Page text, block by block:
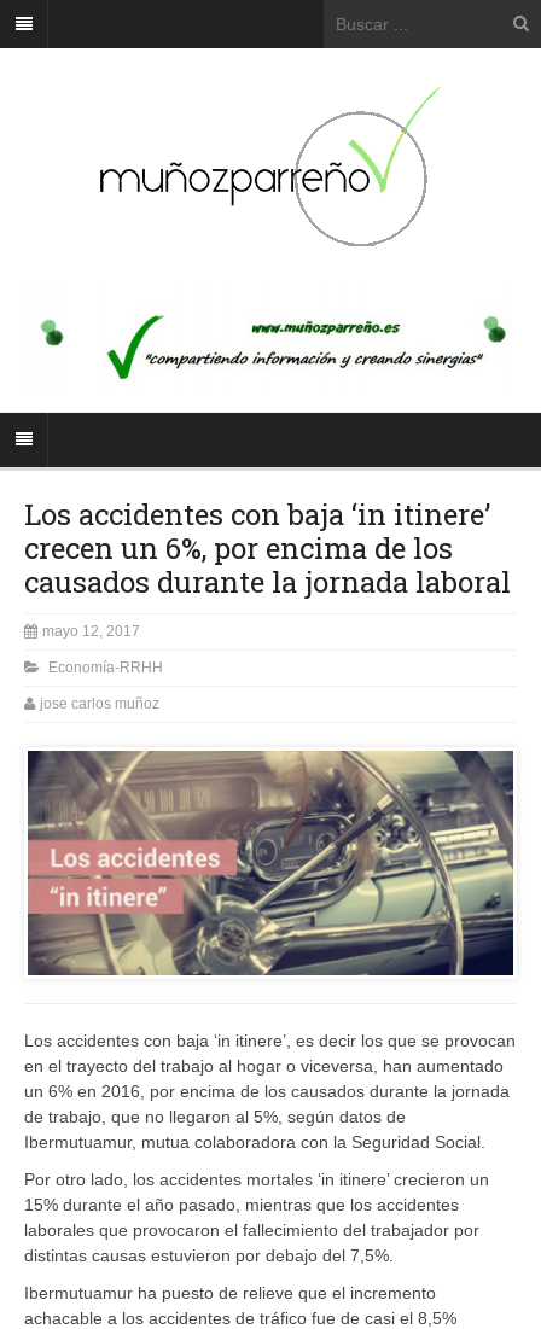
Los accidentes con baja ‘in itinere’
crecen un 6%, por encima de los
causados durante la jornada laboral
mayo 12, 2017
Economía-RRHH
jose carlos muñoz
Los accidentes con baja ‘in itinere’, es decir los que se provocan
en el trayecto del trabajo al hogar o viceversa, han aumentado
un 6% en 2016, por encima de los causados durante la jornada
de trabajo, que no llegaron al 5%, según datos de
Ibermutuamur, mutua colaboradora con la Seguridad Social.
Por otro lado, los accidentes mortales ‘in itinere’ crecieron un
15% durante el año pasado, mientras que los accidentes
laborales que provocaron el fallecimiento del trabajador por
distintas causas estuvieron por debajo del 7,5%.
Ibermutuamur ha puesto de relieve que el incremento
achacable a los accidentes de tráfico fue de casi el 8,5%